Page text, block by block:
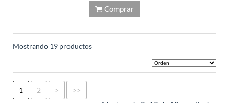
Comprar
Mostrando 19 productos
1 2 > >>